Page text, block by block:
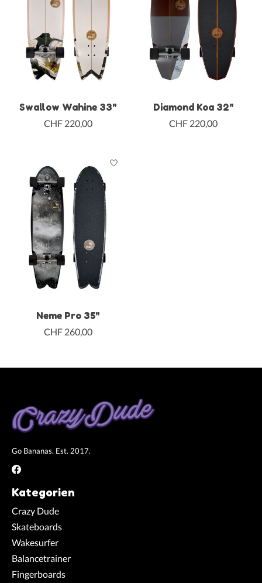
Swallow Wahine 33"
CHF 220,00
Diamond Koa 32"
CHF 220,00
Neme Pro 35"
CHF 260,00
Go Bananas. Est. 2017.
Kategorien
Crazy Dude
Skateboards
Wakesurfer
Balancetrainer
Fingerboards